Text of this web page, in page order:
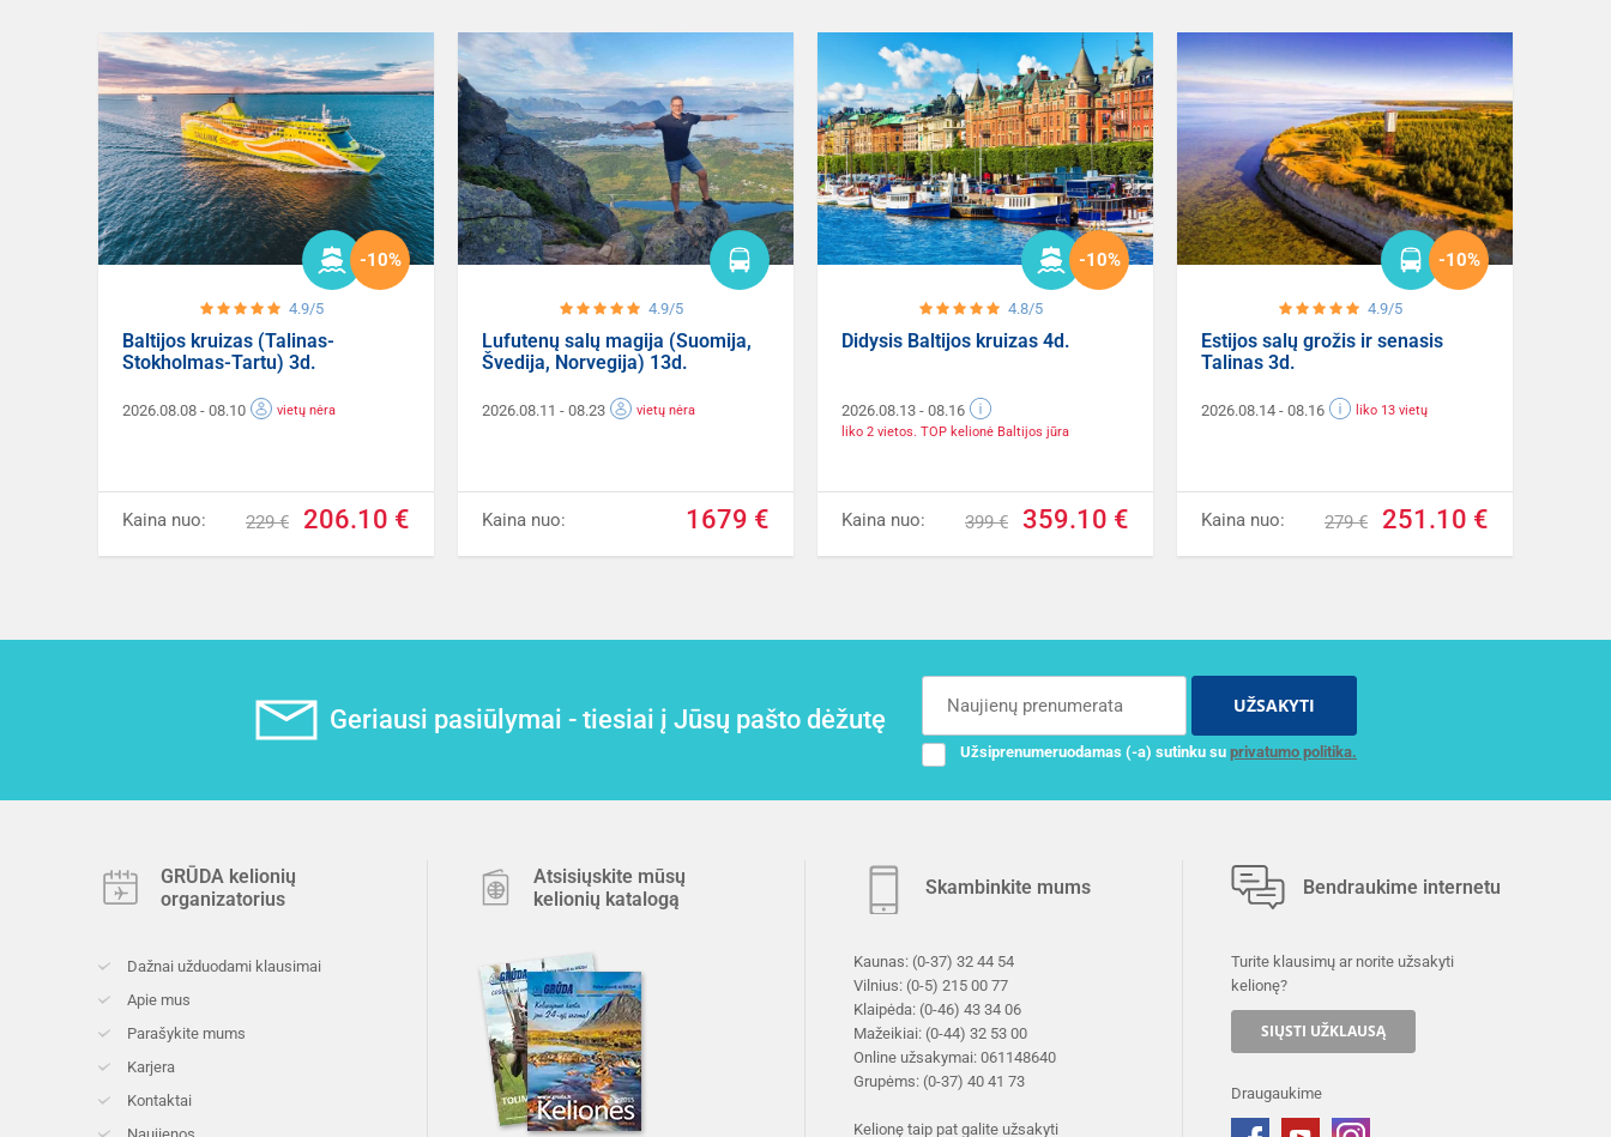
4.9/5
-10%
Baltijos kruizas (Talinas-
Stokholmas-Tartu) 3d.
2026.08.08 - 08.10 vietų nėra
Kaina nuo: 229 € 206.10 €
4.9/5
Lufutenų salų magija (Suomija,
Švedija, Norvegija) 13d.
2026.08.11 - 08.23 vietų nėra
Kaina nuo: 1679 €
4.8/5
-10%
Didysis Baltijos kruizas 4d.
2026.08.13 - 08.16
liko 2 vietos. TOP kelionė Baltijos jūra
Kaina nuo: 399 € 359.10 €
4.9/5
-10%
Estijos salų grožis ir senasis
Talinas 3d.
2026.08.14 - 08.16 liko 13 vietų
Kaina nuo: 279 € 251.10 €
Geriausi pasiūlymai - tiesiai į Jūsų pašto dėžutę UŽSAKYTI
Užsiprenumeruodamas (-a) sutinku su privatumo politika.
GRŪDA kelionių
organizatorius
Dažnai užduodami klausimai
Apie mus
Parašykite mums
Karjera
Kontaktai
Atsisiųskite mūsų
kelionių katalogą
Skambinkite mums
Kaunas: (0-37) 32 44 54
Vilnius: (0-5) 215 00 77
Klaipėda: (0-46) 43 34 06
Mažeikiai: (0-44) 32 53 00
Online užsakymai: 061148640
Grupėms: (0-37) 40 41 73
Kelionę taip pat galite užsakyti
Bendraukime internetu
Turite klausimų ar norite užsakyti
kelionę?
SIŲSTI UŽKLAUSĄ
Draugaukime